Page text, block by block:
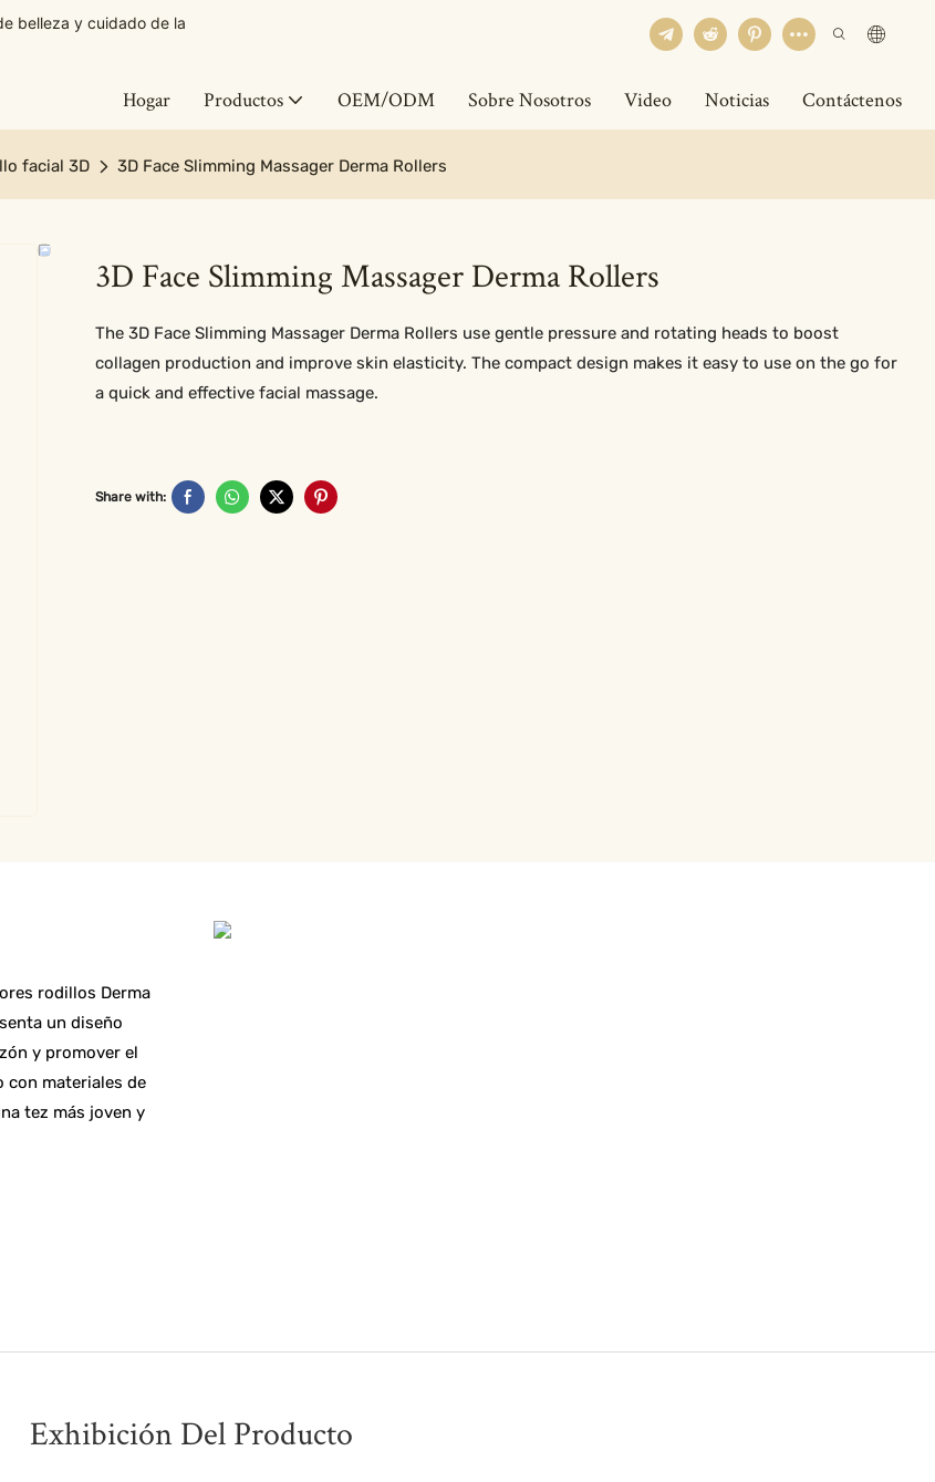
belleza y cuidado de la
Hogar Productos OEM/ODM Sobre Nosotros Video Noticias Contáctenos
facial 3D 3D Face Slimming Massager Derma Rollers
3D Face Slimming Massager Derma Rollers
The 3D Face Slimming Massager Derma Rollers use gentle pressure and rotating heads to boost
collagen production and improve skin elasticity. The compact design makes it easy to use on the go for
a quick and effective facial massage.
Share with:
rodillos Derma
un diseño
y promover el
con materiales de
tez más joven y
Exhibición Del Producto